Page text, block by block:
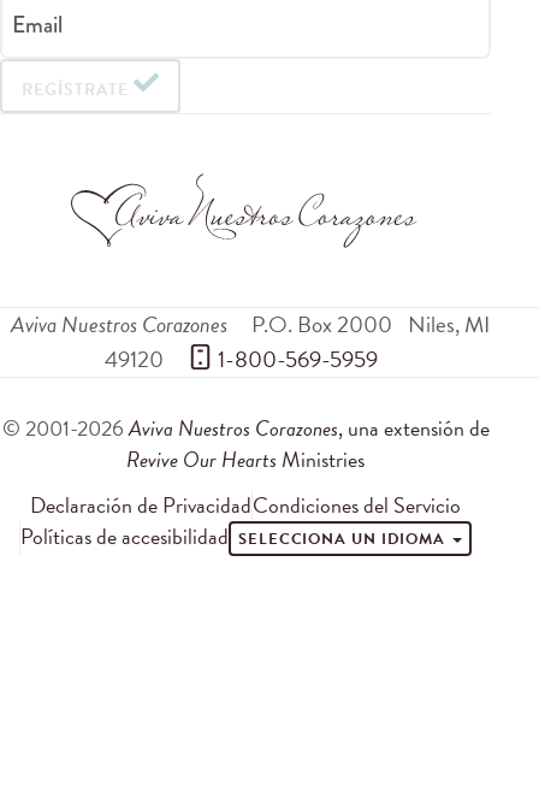
Email
REGÍSTRATE
Aviva Nuestros Corazones P.O. Box 2000 Niles,MI
49120
1-800-569-5959
© 2001-2026Aviva Nuestros Corazones, una extensión de
Revive Our Hearts Ministries
Declaración de PrivacidadCondiciones del Servicio
Políticas de accesibilidad SELECCIONA UN IDIOMA